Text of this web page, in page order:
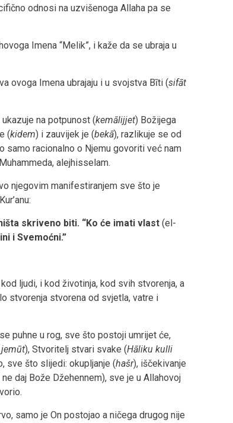
odnosi na uzvišenoga Allaha pa se
Imena “Melik”, i kaže da se ubraja u
ovoga Imena ubrajaju i u svojstva Bīti (sifāt
na potpunost (kemālijjet) Božijega
(kidem) i zauvijek je (bekā), razlikuje se od
samo racionalno o Njemu govoriti već nam
alejhisselam.
njegovim manifestiranjem sve što je
skriveno biti. “Ko će imati vlast (el-
i Svemoćni.”
ljudi, i kod životinja, kod svih stvorenja, a
stvorenja stvorena od svjetla, vatre i
puhne u rog, sve što postoji umrijet će,
), Stvoritelj stvari svake (Hāliku kulli
sve što slijedi: okupljanje (hašr), iščekivanje
daj Bože Džehennem), sve je u Allahovoj
samo je On postojao a ničega drugog nije